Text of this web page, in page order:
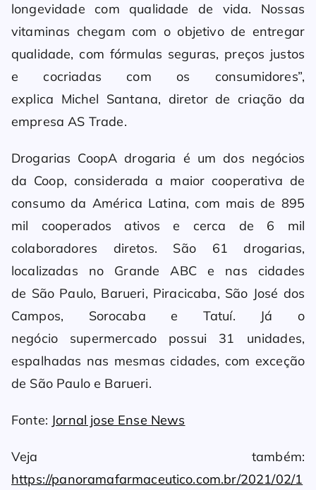
longevidade com qualidade de vida. Nossas
vitaminas chegam com o objetivo de entregar
qualidade, com fórmulas seguras, preços justos
e cocriadas com os consumidores”,
explica Michel Santana, diretor de criação da
empresa AS Trade.
Drogarias CoopA drogaria é um dos negócios
da Coop, considerada a maior cooperativa de
consumo da América Latina, com mais de 895
mil cooperados ativos e cerca de 6 mil
colaboradores diretos. São 61 drogarias,
localizadas no Grande ABC e nas cidades
de São Paulo, Barueri, Piracicaba, São José dos
Campos, Sorocaba e Tatuí. Já o
negócio supermercado possui 31 unidades,
espalhadas nas mesmas cidades, com exceção
de São Paulo e Barueri.
Fonte: Jornal jose Ense News
Veja também:
https://panoramafarmaceutico.com.br/2021/02/1